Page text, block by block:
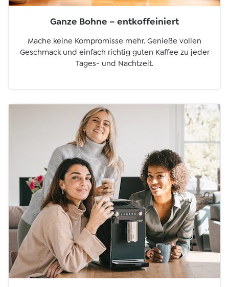
Ganze Bohne – entkoffeiniert
Mache keine Kompromisse mehr. Genieße vollen
Geschmack und einfach richtig guten Kaffee zu jeder
Tages- und Nachtzeit.